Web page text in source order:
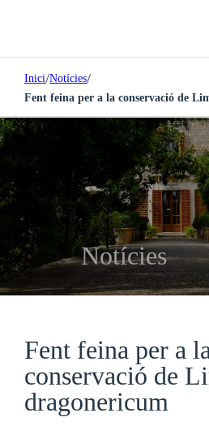
Inici/Notícies/
Fent feina per a la conservació de
Notícies
Fent feina per a la
conservació de
dragonericum